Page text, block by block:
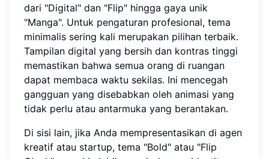
dari "Digital" dan "Flip" hingga gaya unik
"Manga". Untuk pengaturan profesional, tema
minimalis sering kali merupakan pilihan terbaik.
Tampilan digital yang bersih dan kontras tinggi
memastikan bahwa semua orang di ruangan
dapat membaca waktu sekilas. Ini mencegah
gangguan yang disebabkan oleh animasi yang
tidak perlu atau antarmuka yang berantakan.
Di sisi lain, jika Anda mempresentasikan di agen
kreatif atau startup, tema "Bold" atau "Flip